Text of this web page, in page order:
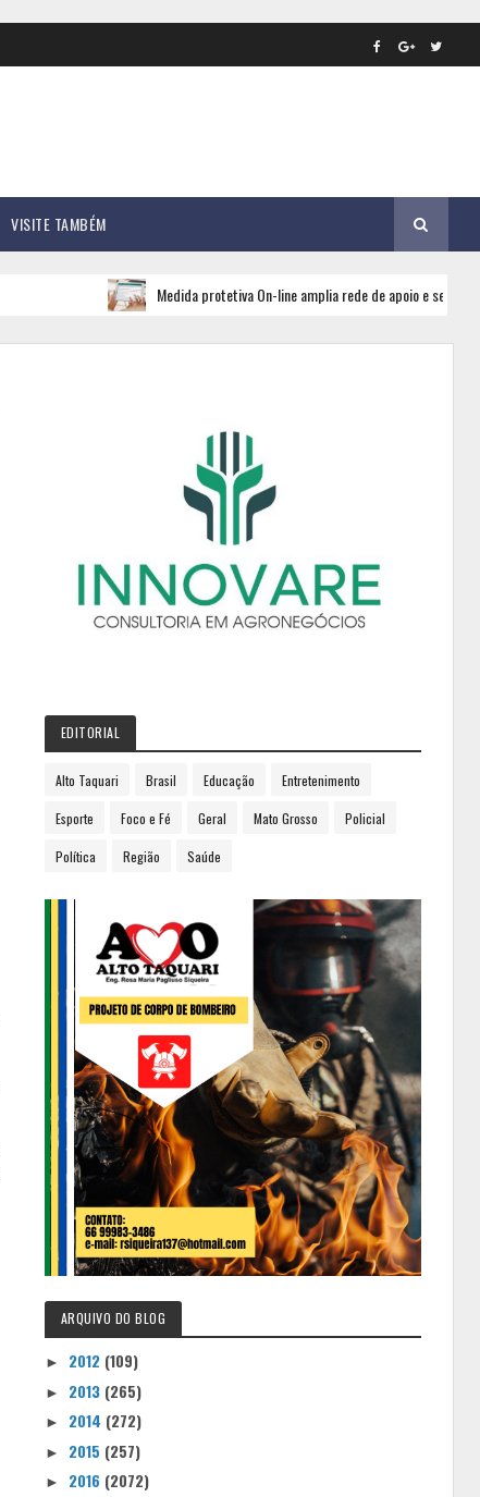
VISITE TAMBÉM
Medida protetiva On-line amplia rede de apoio e segurança para
EDITORIAL
Alto Taquari Brasil Educação Entretenimento
Esporte Foco e Fé Geral Mato Grosso Policial
Política Região Saúde
ARQUIVO DO BLOG
► 2012 (109)
► 2013 (265)
► 2014 (272)
► 2015 (257)
► 2016 (2072)